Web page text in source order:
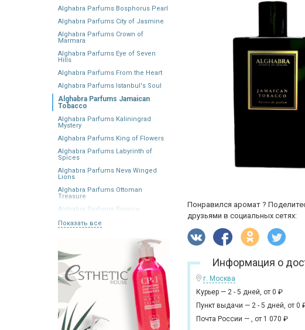
Alghabra Parfums Bosphorus Pearl
Alghabra Parfums City of Jasmine
Alghabra Parfums Crown of
Marmara
Alghabra Parfums Eye of Seven
Hills
Alghabra Parfums From the Heart
Alghabra Parfums Istanbul's Soul
Alghabra Parfums Jamaican
Tobacco
Alghabra Parfums Kaliningrad
Mystery
Alghabra Parfums King of Flowers
Alghabra Parfums Labyrinth of
Spices
Alghabra Parfums Neva Winged
Lions
Alghabra Parfums Ottoman
Treasure
Alghabra Parfums Rejoice
Показать все
Понравился аромат ?
друзьями в социальных сетях:
Информация о
г. Москва
Курьер — 2 - 5 дней, от 0 ₽
Пункт выдачи — 2 - 5 дней, от 0
Почта России — , от 1 070 ₽